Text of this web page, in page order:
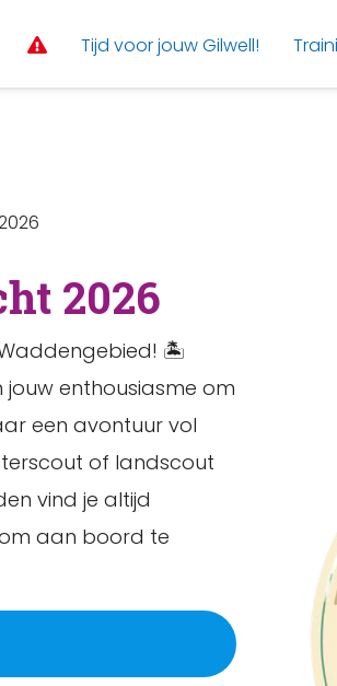
Tijd voor jouw Gilwell!
2026
🏝️
enthousiasme om
een avontuur vol
of landscout
vind je altijd
aan boord te